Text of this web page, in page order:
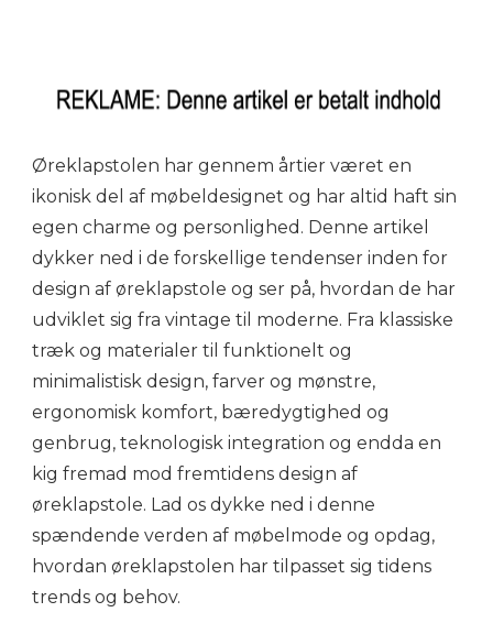
Øreklapstolen har gennem årtier været en
ikonisk del af møbeldesignet og har altid haft sin
egen charme og personlighed. Denne artikel
dykker ned i de forskellige tendenser inden for
design af øreklapstole og ser på, hvordan de har
udviklet sig fra vintage til moderne. Fra klassiske
træk og materialer til funktionelt og
minimalistisk design, farver og mønstre,
ergonomisk komfort, bæredygtighed og
genbrug, teknologisk integration og endda en
kig fremad mod fremtidens design af
øreklapstole. Lad os dykke ned i denne
spændende verden af møbelmode og opdag,
hvordan øreklapstolen har tilpasset sig tidens
trends og behov.